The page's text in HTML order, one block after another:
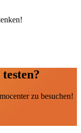
zu besuchen!